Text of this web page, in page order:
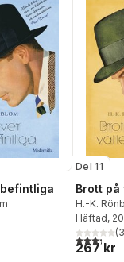
Del 11
Brott på
H.-K.
Häftad,
3,3utav 5(3
267 kr